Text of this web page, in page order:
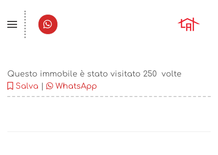
Questo immobile è stato visitato250 volte
Salva
WhatsApp